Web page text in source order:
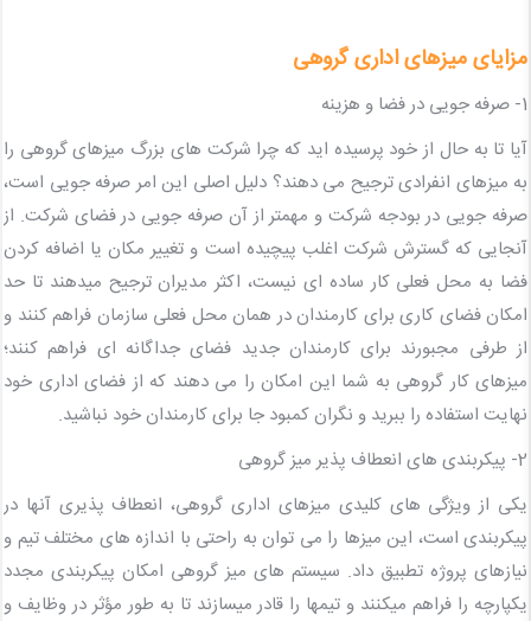
مزایای میزهای اداری گروهی
1- صرفه جویی در فضا و هزینه
آیا تا به حال از خود پرسیده اید که چرا شرکت های بزرگ میزهای گروهی را
به میزهای انفرادی ترجیح می دهند؟ دلیل اصلی این امر صرفه جویی است،
صرفه جویی در بودجه شرکت و مهمتر از آن صرفه جویی در فضای شرکت. از
آنجایی که گسترش شرکت اغلب پیچیده است و تغییر مکان یا اضافه کردن
فضا به محل فعلی کار ساده ای نیست، اکثر مدیران ترجیح میدهند تا حد
امکان فضای کاری برای کارمندان در همان محل فعلی سازمان فراهم کنند و
از طرفی مجبورند برای کارمندان جدید فضای جداگانه ای فراهم کنند؛
میزهای کار گروهی به شما این امکان را می دهند که از فضای اداری خود
نهایت استفاده را ببرید و نگران کمبود جا برای کارمندان خود نباشید.
2- پیکربندی های انعطاف پذیر میز گروهی
یکی از ویژگی های کلیدی میزهای اداری گروهی، انعطاف پذیری آنها در
پیکربندی است، این میزها را می توان به راحتی با اندازه های مختلف تیم و
نیازهای پروژه تطبیق داد. سیستم های میز گروهی امکان پیکربندی مجدد
یکپارچه را فراهم میکنند و تیمها را قادر میسازند تا به طور مؤثر در وظایف و